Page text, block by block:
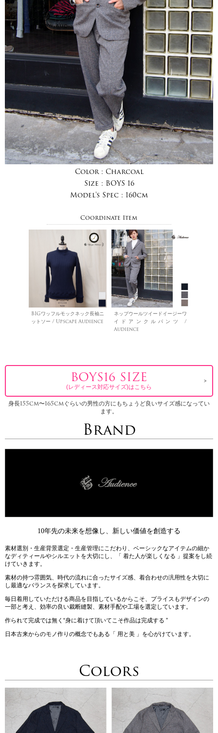
Color : Charcoal
Size : BOYS 16
Model's Spec : 160cm
Coordinate Item
BIGワッフルモックネック長袖ニ
ットソー / Upscape Audience
ネップウールツイードイージーワ
イドアンクルパンツ /
Audience
BOYS16 SIZE
(レディース対応サイズ)はこちら
身長155cm〜165cmぐらいの男性の方にもちょうど良いサイズ感になってい
ます。
Brand
10年先の未来を想像し、新しい価値を創造する
素材選別・生産背景選定・生産管理にこだわり、ベーシックなアイテムの細か
なディティールやシルエットを大切にし、「 着た人が楽しくなる 」提案をし続
けていきます。
素材の持つ雰囲気、時代の流れに合ったサイズ感、着合わせの汎用性を大切に
し最適なバランスを探求しています。
毎日着用していただける商品を目指しているからこそ、プライスもデザインの
一部と考え、効率の良い裁断縫製、素材手配や工場を選定しています。
作られて完成では無く“身に着けて頂いてこそ作品は完成する ”
日本古来からのモノ作りの概念でもある「 用と美 」を心がけています。
Colors